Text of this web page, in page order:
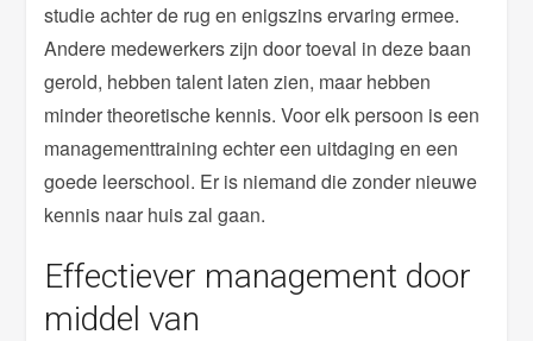
studie achter de rug en enigszins ervaring ermee.
Andere medewerkers zijn door toeval in deze baan
gerold, hebben talent laten zien, maar hebben
minder theoretische kennis. Voor elk persoon is een
managementtraining echter een uitdaging en een
goede leerschool. Er is niemand die zonder nieuwe
kennis naar huis zal gaan.
Effectiever management door
middel van